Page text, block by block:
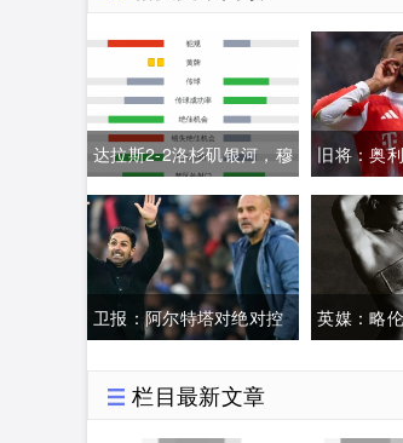
达拉斯2-2洛杉矶银河，穆
萨打破僵局，潘特希尔救
主
旧将：奥
赫离队空
仁达成协议
卫报：阿尔特塔对绝对控
争冠功亏一篑
英媒：略
栏目最新文章